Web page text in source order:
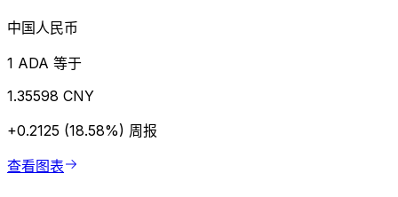
中国人民币
1 ADA 等于
1.35598 CNY
+0.2125 (18.58%) 周报
查看图表